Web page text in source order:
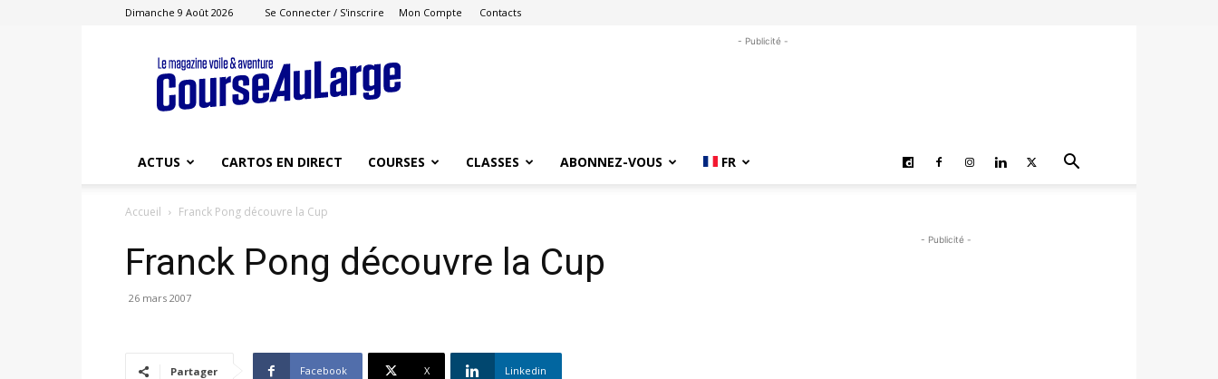
Dimanche 9 Août 2026 Se Connecter / S'inscrire Mon Compte Contacts
Course
au
Large
- Publicité -
ACTUS CARTOS EN DIRECT COURSES CLASSES ABONNEZ-VOUS FR
Accueil Franck Pong découvre la Cup
Franck Pong découvre la Cup
26 mars 2007
Partager Facebook X Linkedin
- Publicité -